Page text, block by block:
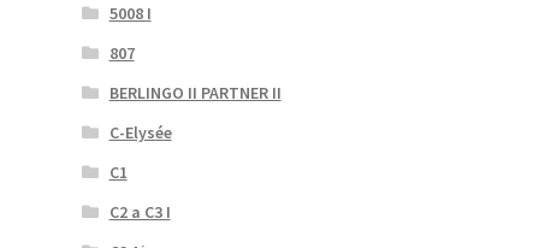
5008 I
807
BERLINGO II PARTNER II
C-Elysée
C1
C2 a C3 I